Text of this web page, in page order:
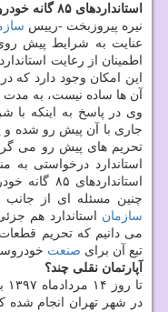
استانداردهای ۸۵ گانه خودرویی شاید یكسال دیگر!
نیره پیروزبخت -رییس
عنایت به شرایط پیش
این امكان وجود دارد كه
آن ها ساده نیست، به مدت
وی در پاسخ به اینكه با
جاری با آن پیش رو شده و
تحریم های پیش رو می
استاندارد درخواستی به
چنین مسئله ای از
سازمان استاندارد هم
می دانیم كه تحریم
تبع آن برای صنعت
آپارتمان نقلی چند؟
تا روز ۱۴ مردادماه ۱۳۹۷ بالغ بر ۴۴۷۶ مورد خرید و